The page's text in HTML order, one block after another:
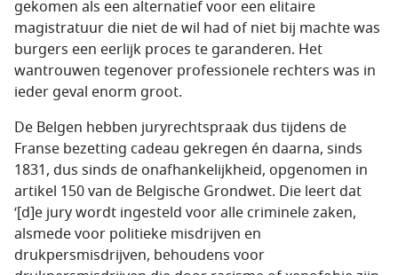
gekomen als een alternatief voor een elitaire
magistratuur die niet de wil had of niet bij machte was
burgers een eerlijk proces te garanderen. Het
wantrouwen tegenover professionele rechters was in
ieder geval enorm groot.
De Belgen hebben juryrechtspraak dus tijdens de
Franse bezetting cadeau gekregen én daarna, sinds
1831, dus sinds de onafhankelijkheid, opgenomen in
artikel 150 van de Belgische Grondwet. Die leert dat
‘[d]e jury wordt ingesteld voor alle criminele zaken,
alsmede voor politieke misdrijven en
drukpersmisdrijven, behoudens voor